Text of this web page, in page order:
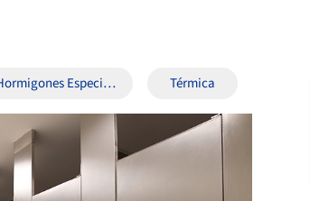
Hormigones Especiales Térmica